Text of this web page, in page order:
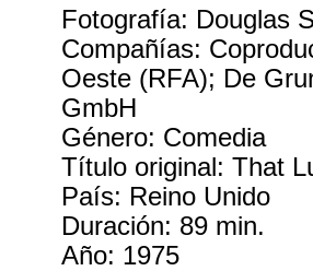
Fotografía: Douglas
Compañías:
Oeste (RFA); De
GmbH
Género: Comedia
Título original: That
País: Reino Unido
Duración: 89 min.
Año: 1975